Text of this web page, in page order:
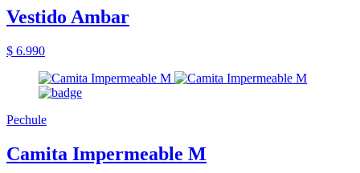
Vestido Ambar
$ 6.990
Pechule
Camita Impermeable M